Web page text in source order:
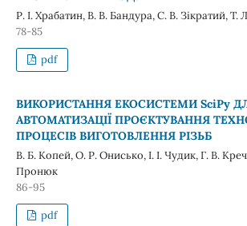
Р. І. Храбатин, В. В. Бандура, С. В. Зікратий,
78-85
pdf
ВИКОРИСТАННЯ ЕКОСИСТЕМИ SciPy
АВТОМАТИЗАЦІЇ ПРОЄКТУВАННЯ
ПРОЦЕСІВ ВИГОТОВЛЕННЯ РІЗЬБ
В. Б. Копей, О. Р. Онисько, І. І. Чудик, Г. В.
Пронюк
86-95
pdf